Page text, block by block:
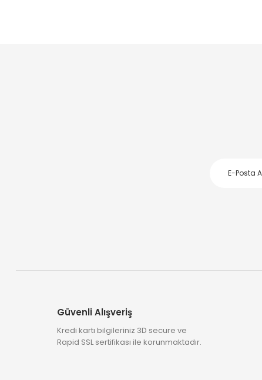
Güvenli Alışveriş
Kredi kartı bilgileriniz 3D secure ve
Rapid SSL sertifikası ile korunmaktadır.